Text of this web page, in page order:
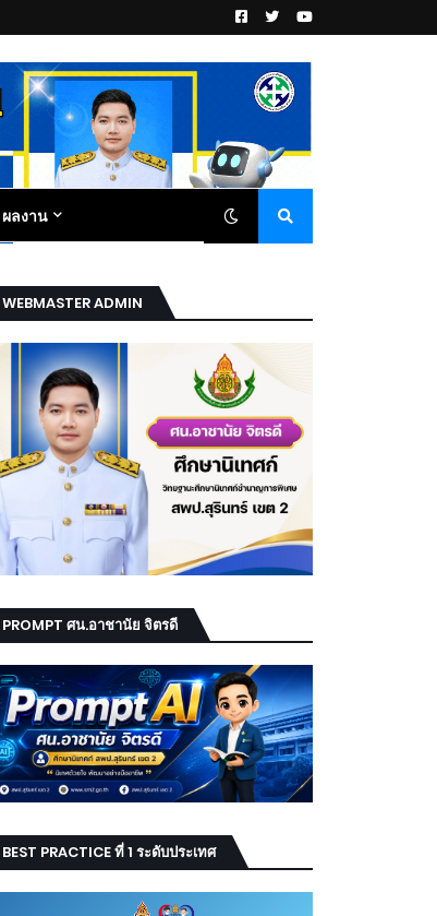
ผลงาน
WEBMASTER ADMIN
PROMPT ศน.อาชานัย จิตรดี
BEST PRACTICE ที่ 1 ระดับประเทศ